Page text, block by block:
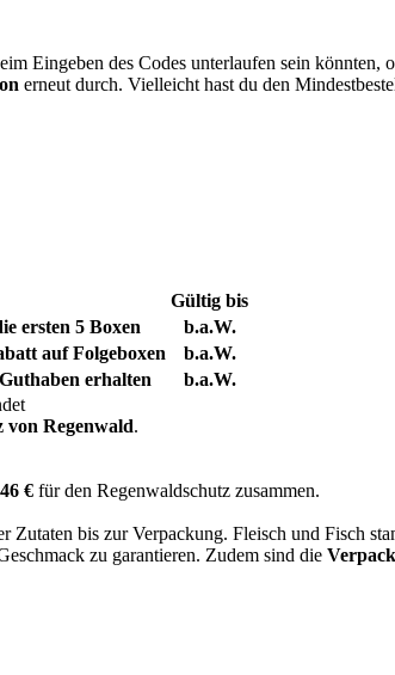
Eingeben des Codes unterlaufen sein könnten,
erneut durch. Vielleicht hast du den
Gültig bis
ersten 5 Boxen
b.a.W.
auf Folgeboxen
b.a.W.
erhalten
b.a.W.
von Regenwald.
€ für den Regenwaldschutz zusammen.
bis zur Verpackung. Fleisch und Fisch
zu garantieren. Zudem sind die